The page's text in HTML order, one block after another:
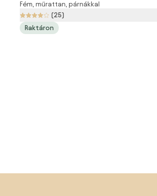
garnitúra
Fém, műrattan, párnákkal
(25)
Raktáron